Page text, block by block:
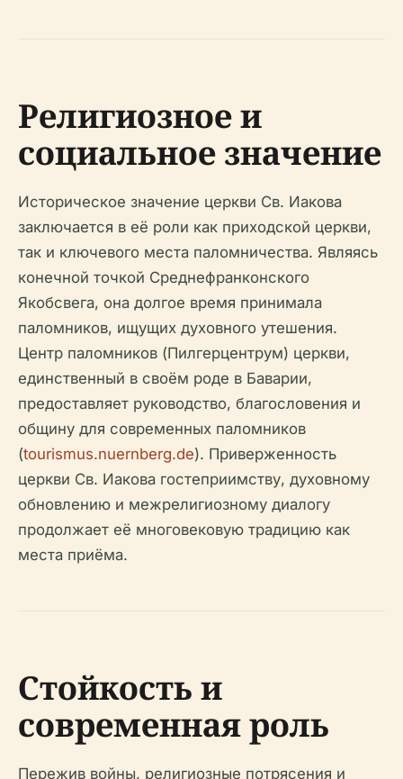
Религиозное и
социальное значение
Историческое значение церкви Св. Иакова
заключается в её роли как приходской церкви,
так и ключевого места паломничества. Являясь
конечной точкой Среднефранконского
Якобсвега, она долгое время принимала
паломников, ищущих духовного утешения.
Центр паломников (Пилгерцентрум) церкви,
единственный в своём роде в Баварии,
предоставляет руководство, благословения и
общину для современных паломников
(tourismus.nuernberg.de). Приверженность
церкви Св. Иакова гостеприимству, духовному
обновлению и межрелигиозному диалогу
продолжает её многовековую традицию как
места приёма.
Стойкость и
современная роль
Пережив войны, религиозные потрясения и